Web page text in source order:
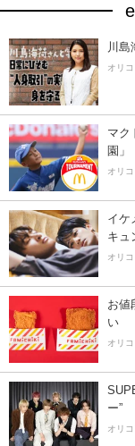
川島
オリ
マク
園」
オリ
イケ
キュ
オリ
お値
い
オリ
ー”
オリ